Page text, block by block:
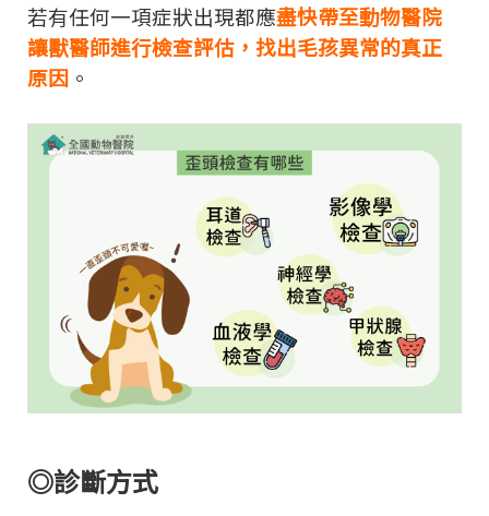
若有任何一項症狀出現都應盡快帶至動物醫院
讓獸醫師進行檢查評估，找出毛孩異常的真正
原因 。
◎診斷方式